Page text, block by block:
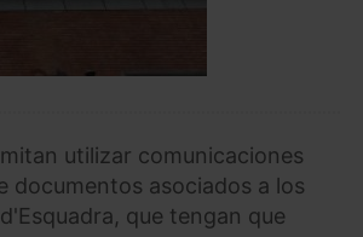
utilizar comunicaciones
documentos asociados a los
que tengan que